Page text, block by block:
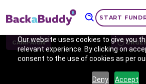
Our website uses cookies to give you
relevant experience. By clicking on
consent to the use of cookies as per
Deny Accept
START
CAMPAIGN